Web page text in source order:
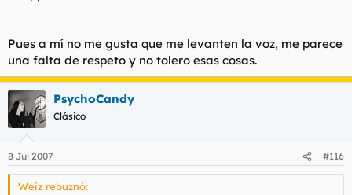
Pues a mí no me gusta que me levanten la voz, me parece
una falta de respeto y no tolero esas cosas.
PsychoCandy
Clásico
8 Jul 2007 #116
Weiz rebuznó: